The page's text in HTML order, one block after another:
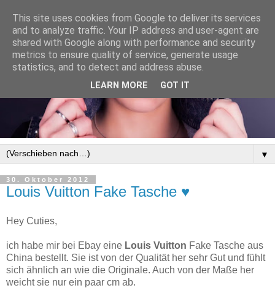
▼
30. Oktober 2012
Louis Vuitton Fake Tasche ♥
Hey Cuties,
ich habe mir bei Ebay eine Louis Vuitton Fake Tasche aus
China bestellt. Sie ist von der Qualität her sehr Gut und fühlt
sich ähnlich an wie die Originale. Auch von der Maße her
weicht sie nur ein paar cm ab.
This site uses cookies from Google to deliver its services
and to analyze traffic. Your IP address and user-agent are
shared with Google along with performance and security
metrics to ensure quality of service, generate usage
statistics, and to detect and address abuse.
LEARN MORE GOT IT